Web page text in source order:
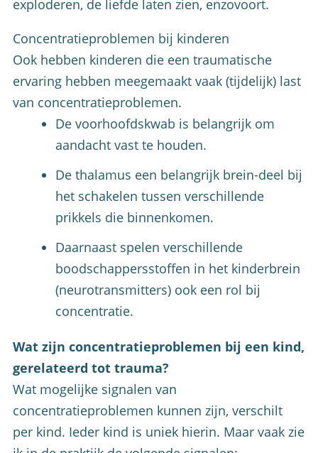
exploderen, de liefde laten zien, enzovoort.
Concentratieproblemen bij kinderen
Ook hebben kinderen die een traumatische
ervaring hebben meegemaakt vaak (tijdelijk) last
van concentratieproblemen.
De voorhoofdskwab is belangrijk om
aandacht vast te houden.
De thalamus een belangrijk brein-deel bij
het schakelen tussen verschillende
prikkels die binnenkomen.
Daarnaast spelen verschillende
boodschappersstoffen in het kinderbrein
(neurotransmitters) ook een rol bij
concentratie.
Wat zijn concentratieproblemen bij een kind,
gerelateerd tot trauma?
Wat mogelijke signalen van
concentratieproblemen kunnen zijn, verschilt
per kind. Ieder kind is uniek hierin. Maar vaak zie